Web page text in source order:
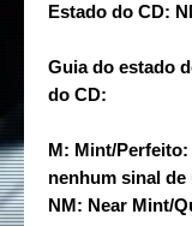
Estado do CD:
Guia do estado
do CD:
M: Mint/
nenhum sinal de
NM: Near Mint/